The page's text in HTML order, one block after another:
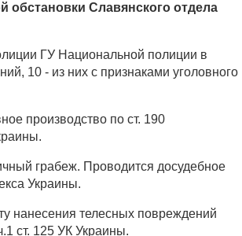
обстановки Славянского отдела
ГУ Национальной полиции в
10 - из них с признаками уголовного
производство по ст. 190
грабеж. Проводится досудебное
Украины.
нанесения телесных повреждений
ст. 125 УК Украины.